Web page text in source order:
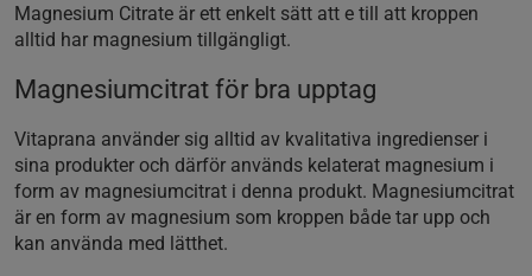
Magnesium Citrate är ett enkelt sätt att e till att kroppen
alltid har magnesium tillgängligt.
Magnesiumcitrat för bra upptag
Vitaprana använder sig alltid av kvalitativa ingredienser i
sina produkter och därför används kelaterat magnesium i
form av magnesiumcitrat i denna produkt. Magnesiumcitrat
är en form av magnesium som kroppen både tar upp och
kan använda med lätthet.